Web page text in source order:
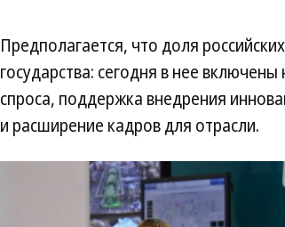
Предполагается, что доля
государства: сегодня в нее
спроса, поддержка внедрения
и расширение кадров для отрасли.